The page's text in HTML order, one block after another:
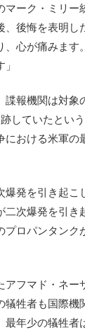
マーク・ミリー
、後悔を表明し
、心が痛みます
諜報機関は対象
していたとい
における米軍の
爆発を引き起こ
二次爆発を引き
プロパンタンク
アフマド・ネー
犠牲者も国際機
最年少の犠牲者